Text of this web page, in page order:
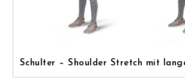
Schulter – Shoulder Stretch mit